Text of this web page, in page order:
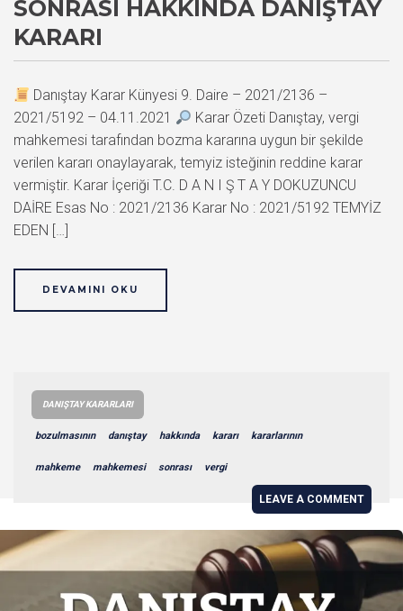
SONRASI HAKKINDA DANIŞTAY
KARARI
Danıştay Karar Künyesi 9. Daire – 2021/2136 –
2021/5192 – 04.11.2021
Karar Özeti Danıştay, vergi
mahkemesi tarafından bozma kararına uygun bir şekilde
verilen kararı onaylayarak, temyiz isteğinin reddine karar
vermiştir. Karar İçeriği T.C. D A N I Ş T A Y DOKUZUNCU
DAİRE Esas No : 2021/2136 Karar No : 2021/5192 TEMYİZ
EDEN […]
DEVAMINI OKU
DANIŞTAY KARARLARI
bozulmasının danıştay hakkında kararı kararlarının
mahkeme mahkemesi sonrası vergi
LEAVE A COMMENT